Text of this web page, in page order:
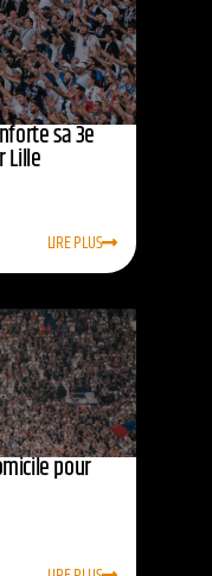
sa 3e
Lille
LIRE PLUS
pour